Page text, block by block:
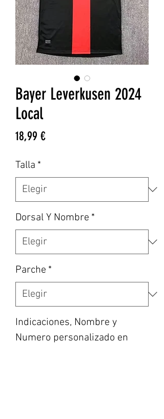
Bayer Leverkusen 2024
Local
18,99 €Precio
Talla *
Dorsal Y Nombre *
Parche *
Indicaciones, Nombre y
Numero personalizado en